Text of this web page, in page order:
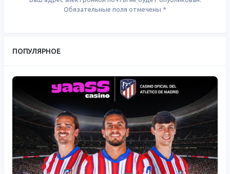
Обязательные поля отмечены *
ПОПУЛЯРНОЕ